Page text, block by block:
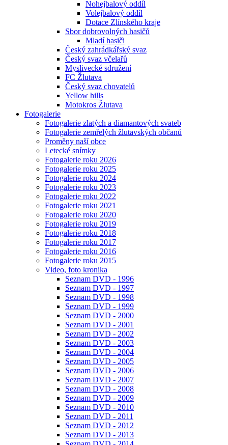
Nohejbalový oddíl
Volejbalový oddíl
Dotace Zlínského kraje
Sbor dobrovolných hasičů
Mladí hasiči
Český zahrádkářský svaz
Český svaz včelařů
Myslivecké sdružení
FC Žlutava
Český svaz chovatelů
Yellow hills
Motokros Žlutava
Fotogalerie
Fotogalerie zlatých a diamantových svateb
Fotogalerie zemřelých žlutavských občanů
Proměny naší obce
Letecké snímky
Fotogalerie roku 2026
Fotogalerie roku 2025
Fotogalerie roku 2024
Fotogalerie roku 2023
Fotogalerie roku 2022
Fotogalerie roku 2021
Fotogalerie roku 2020
Fotogalerie roku 2019
Fotogalerie roku 2018
Fotogalerie roku 2017
Fotogalerie roku 2016
Fotogalerie roku 2015
Video, foto kronika
Seznam DVD - 1996
Seznam DVD - 1997
Seznam DVD - 1998
Seznam DVD - 1999
Seznam DVD - 2000
Seznam DVD - 2001
Seznam DVD - 2002
Seznam DVD - 2003
Seznam DVD - 2004
Seznam DVD - 2005
Seznam DVD - 2006
Seznam DVD - 2007
Seznam DVD - 2008
Seznam DVD - 2009
Seznam DVD - 2010
Seznam DVD - 2011
Seznam DVD - 2012
Seznam DVD - 2013